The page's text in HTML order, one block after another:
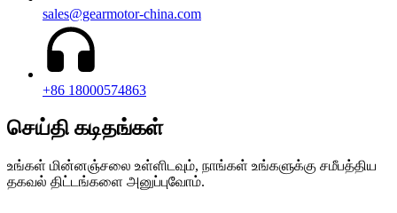
sales@gearmotor-china.com
+86 18000574863
செய்தி கடிதங்கள்
உங்கள் மின்னஞ்சலை உள்ளிடவும், நாங்கள் உங்களுக்கு சமீபத்திய
தகவல் திட்டங்களை அனுப்புவோம்.